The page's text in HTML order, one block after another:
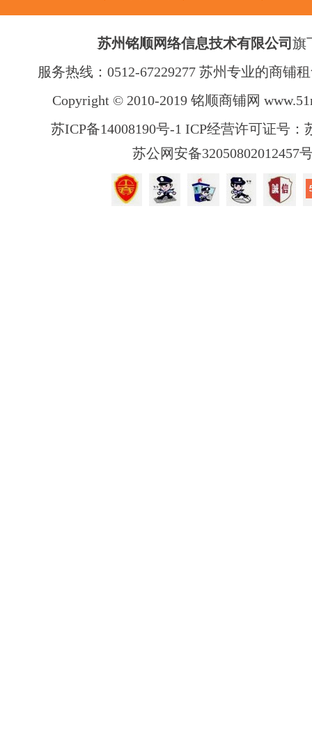
苏州铭顺网络信息技术有限公司 旗
服务热线：0512-67229277 苏州专业的商铺
Copyright © 2010-2019 铭顺商铺网
苏ICP备14008190号-1 ICP经营许可证号：
苏公网安备32050802012457